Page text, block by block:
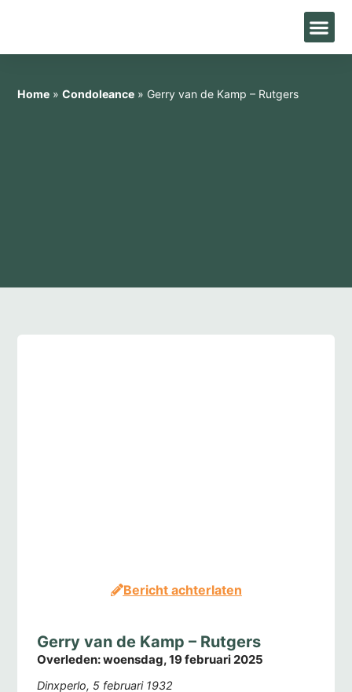
Home »Condoleance » Gerry van de Kamp – Rutgers
Bericht achterlaten
Gerry van de Kamp – Rutgers
Overleden:woensdag, 19 februari 2025
Dinxperlo, 5 februari 1932